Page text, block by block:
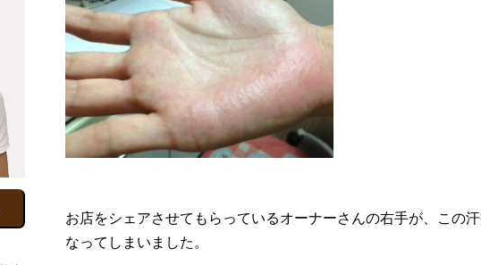
お店をシェアさせてもらっているオーナーさんの右手が、この
なってしまいました。